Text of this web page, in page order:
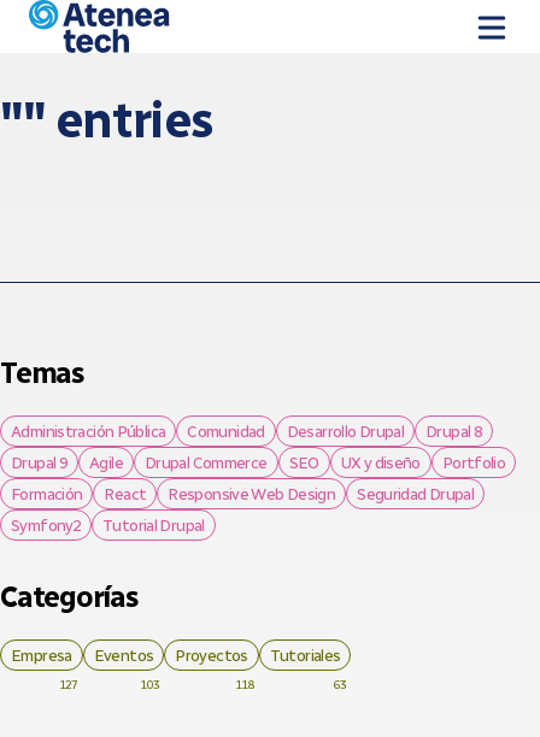
Skip to main content
"" entries
Temas
Administración Pública Comunidad Desarrollo Drupal
Drupal 8
Drupal 9
Agile Drupal Commerce SEO UX y diseño
Portfolio
Formación
React Responsive Web Design
Seguridad Drupal
Symfony2
Tutorial Drupal
Categorías
Empresa
127
Eventos
103
Proyectos
118
Tutoriales
63